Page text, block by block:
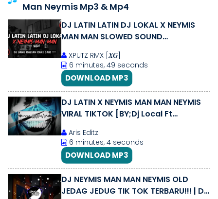
Man Neymis Mp3 & Mp4
DJ LATIN LATIN DJ LOKAL X NEYMIS
MAN MAN SLOWED SOUND
TERBARU 2025 !!!
XPUTZ RMX [𝑿𝑮]
6 minutes, 49 seconds
DOWNLOAD MP3
DJ LATIN X NEYMIS MAN MAN NEYMIS
VIRAL TIKTOK [BY;Dj Local Ft
Aris Editz
6 minutes, 4 seconds
DOWNLOAD MP3
DJ NEYMIS MAN MAN NEYMIS OLD
JEDAG JEDUG TIK TOK TERBARU!!! | DJ